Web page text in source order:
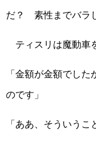
だ？ 素性までバラ
ティスリは魔動車
「金額が金額でし
のです」
「ああ、そういう